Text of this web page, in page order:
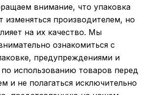
внимание, что упаковка
изменяться производителем, но
на их качество. Мы
ознакомиться с
предупреждениями и
использованию товаров перед
и не полагаться исключительно